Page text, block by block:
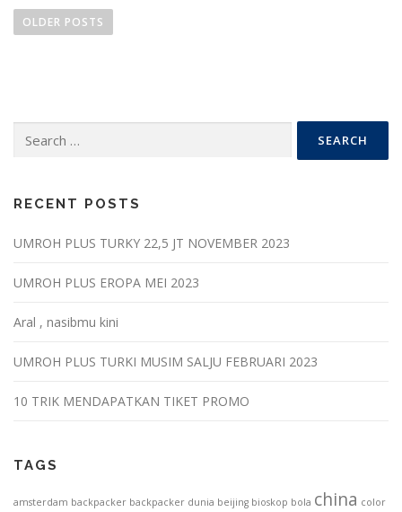
o
g
t
i
n
OLDER POSTS
for:
RECENT POSTS
UMROH PLUS TURKY 22,5 JT NOVEMBER 2023
UMROH PLUS EROPA MEI 2023
Aral , nasibmu kini
UMROH PLUS TURKI MUSIM SALJU FEBRUARI 2023
10 TRIK MENDAPATKAN TIKET PROMO
TAGS
amsterdam backpacker backpacker dunia beijing bioskop bola china color